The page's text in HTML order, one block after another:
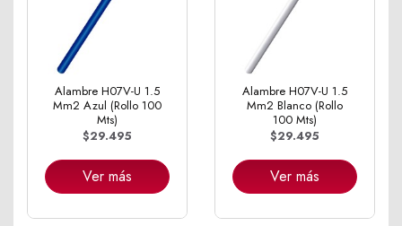
Alambre H07V-U 1.5
Mm2 Azul (Rollo 100
Mts)
$29.495
Ver más
Alambre H07V-U 1.5
Mm2 Blanco (Rollo
100 Mts)
$29.495
Ver más